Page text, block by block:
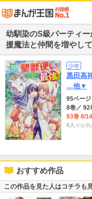
幼馴染のS級パーティ
援魔法と仲間を増やし
少年
黒田高
…他▼
95ページ
8巻／ 92
93巻 8/14
8人 がお気
おすすめ作品
この作品を見た人はコチラも